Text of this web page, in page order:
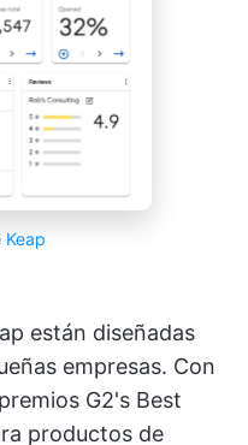
Keap
están diseñadas
empresas. Con
G2's Best
productos de